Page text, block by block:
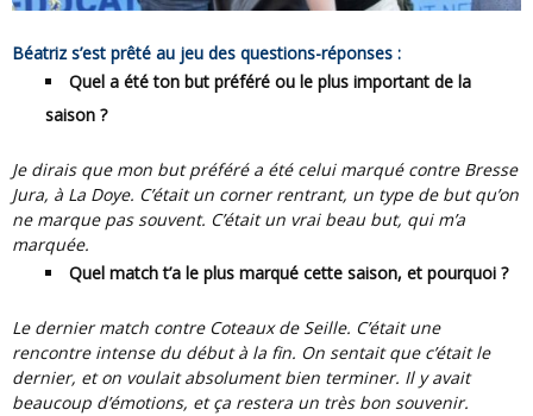
Béatriz s’est prêté au jeu des questions-réponses :
Quel a été ton but préféré ou le plus important de la
saison ?
Je dirais que mon but préféré a été celui marqué contre Bresse
Jura, à La Doye. C’était un corner rentrant, un type de but qu’on
ne marque pas souvent. C’était un vrai beau but, qui m’a
marquée.
Quel match t’a le plus marqué cette saison, et pourquoi ?
Le dernier match contre Coteaux de Seille. C’était une
rencontre intense du début à la fin. On sentait que c’était le
dernier, et on voulait absolument bien terminer. Il y avait
beaucoup d’émotions, et ça restera un très bon souvenir.